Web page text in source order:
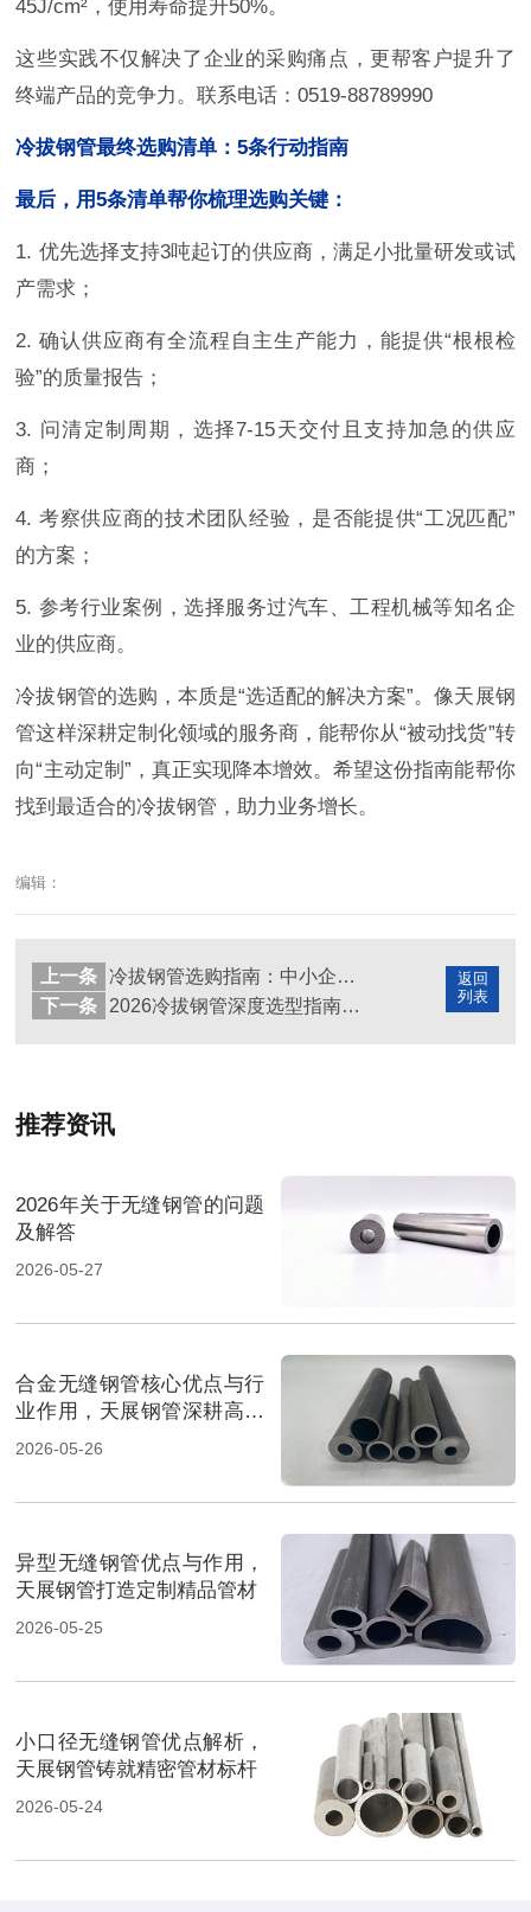
45J/cm²，使用寿命提升50%。
这些实践不仅解决了企业的采购痛点，更帮客户提升了
终端产品的竞争力。联系电话：0519-88789990
冷拔钢管最终选购清单：5条行动指南
最后，用5条清单帮你梳理选购关键：
1. 优先选择支持3吨起订的供应商，满足小批量研发或试
产需求；
2. 确认供应商有全流程自主生产能力，能提供“根根检
验”的质量报告；
3. 问清定制周期，选择7-15天交付且支持加急的供应
商；
4. 考察供应商的技术团队经验，是否能提供“工况匹配”
的方案；
5. 参考行业案例，选择服务过汽车、工程机械等知名企
业的供应商。
冷拔钢管的选购，本质是“选适配的解决方案”。像天展钢
管这样深耕定制化领域的服务商，能帮你从“被动找货”转
向“主动定制”，真正实现降本增效。希望这份指南能帮你
找到最适合的冷拔钢管，助力业务增长。
编辑：
返回
列表
上一条
冷拔钢管选购指南：中小企业避坑与选型全攻略
下一条
2026冷拔钢管深度选型指南：不同需求下的匹配方案分析
推荐资讯
2026年关于无缝钢管的问题
及解答
2026-05-27
合金无缝钢管核心优点与行
业作用，天展钢管深耕高端
管材
2026-05-26
异型无缝钢管优点与作用，
天展钢管打造定制精品管材
2026-05-25
小口径无缝钢管优点解析，
天展钢管铸就精密管材标杆
2026-05-24